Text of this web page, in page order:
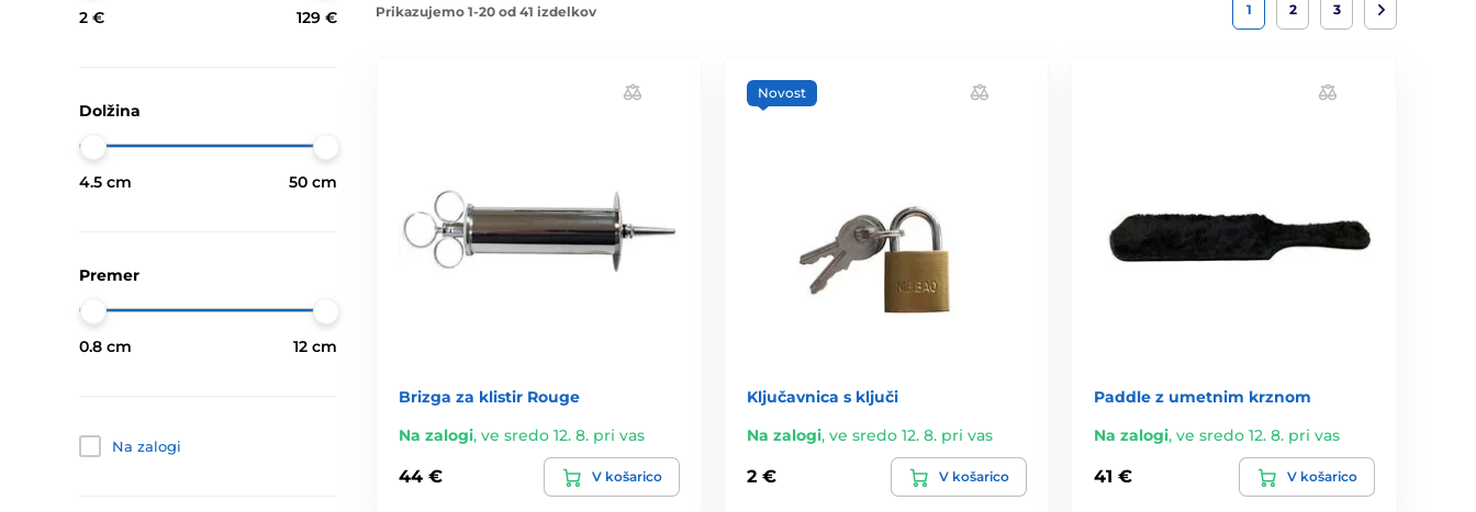
2 € 129 €
Dolžina
4.5 cm 50 cm
Premer
0.8 cm 12 cm
Na zalogi
Prikazujemo 1-20 od 41 izdelkov 1 2 3
Brizga za klistir Rouge
Na zalogi, ve sredo 12. 8. pri vas
44 € V košarico
Novost
Ključavnica s ključi
Na zalogi, ve sredo 12. 8. pri vas
2 € V košarico
Paddle z umetnim krznom
Na zalogi,ve sredo 12. 8. pri vas
41 € V košarico